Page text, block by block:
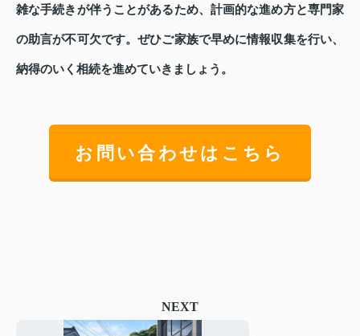
雑な手続きが伴うことがあるため、計画的な進め方と専門家
の助言が不可欠です。ぜひご家族で早めに情報収集を行い、
納得のいく相続を進めていきましょう。
お問い合わせはこちら
NEXT